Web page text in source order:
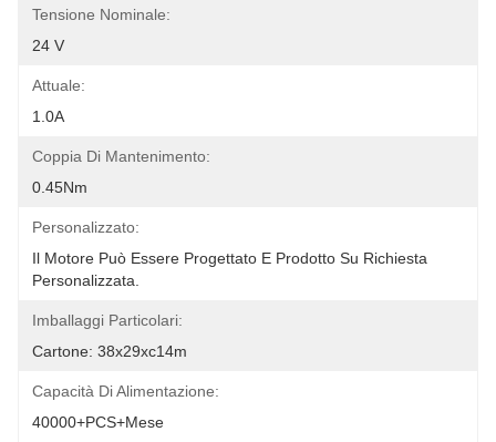
Tensione Nominale:
24 V
Attuale:
1.0A
Coppia Di Mantenimento:
0.45Nm
Personalizzato:
Il Motore Può Essere Progettato E Prodotto Su Richiesta
Personalizzata.
Imballaggi Particolari:
Cartone: 38x29xc14m
Capacità Di Alimentazione:
40000+PCS+Mese